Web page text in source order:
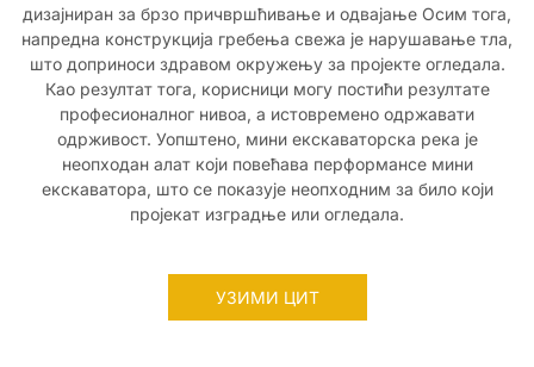
дизајниран за брзо причвршћивање и одвајање Осим тога,
напредна конструкција гребења свежа је нарушавање тла,
што доприноси здравом окружењу за пројекте огледала.
Као резултат тога, корисници могу постићи резултате
професионалног нивоа, а истовремено одржавати
одрживост. Уопштено, мини екскаваторска река је
неопходан алат који повећава перформансе мини
екскаватора, што се показује неопходним за било који
пројекат изградње или огледала.
УЗИМИ ЦИТ